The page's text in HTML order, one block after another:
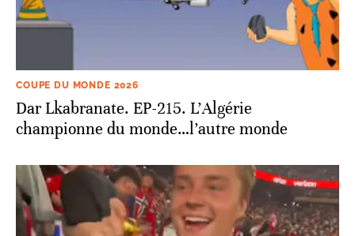
COUPE DU MONDE 2026
Dar Lkabranate. EP-215. L’Algérie
championne du monde…l’autre monde